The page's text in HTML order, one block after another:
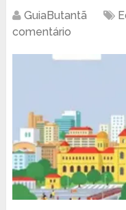
GuiaButantã
comentário